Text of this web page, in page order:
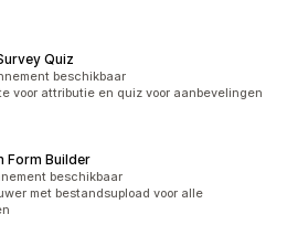
Quiz
beschikbaar
voor attributie en quiz voor aanbevelingen
Form Builder
beschikbaar
met bestandsupload voor alle